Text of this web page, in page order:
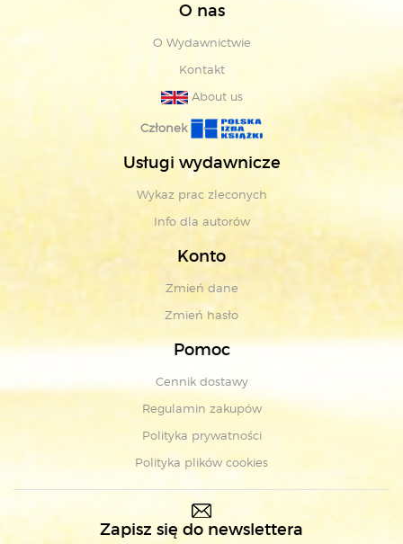
O nas
O Wydawnictwie
Kontakt
About us
Członek
Usługi wydawnicze
Wykaz prac zleconych
Info dla autorów
Konto
Zmień dane
Zmień hasło
Pomoc
Cennik dostawy
Regulamin zakupów
Polityka prywatności
Polityka plików cookies
Zapisz się do newslettera